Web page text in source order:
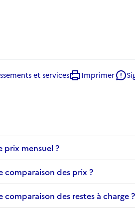
et services Imprimer
prix mensuel ?
comparaison des prix ?
des restes à charge ?